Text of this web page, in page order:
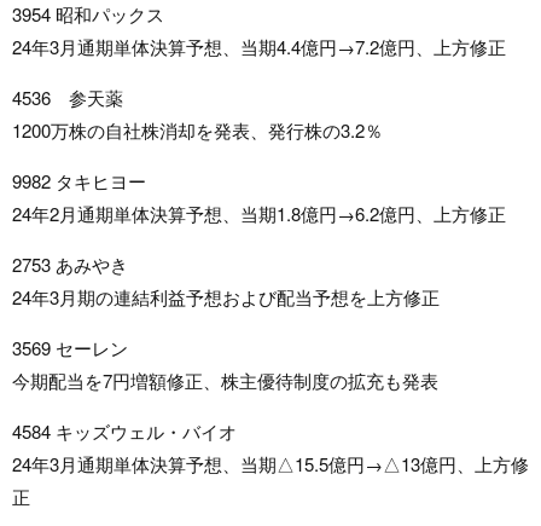
3954 昭和パックス
24年3月通期単体決算予想、当期4.4億円→7.2億円、上方修正
4536 参天薬
1200万株の自社株消却を発表、発行株の3.2％
9982 タキヒヨー
24年2月通期単体決算予想、当期1.8億円→6.2億円、上方修正
2753 あみやき
24年3月期の連結利益予想および配当予想を上方修正
3569 セーレン
今期配当を7円増額修正、株主優待制度の拡充も発表
4584 キッズウェル・バイオ
24年3月通期単体決算予想、当期△15.5億円→△13億円、上方修
正